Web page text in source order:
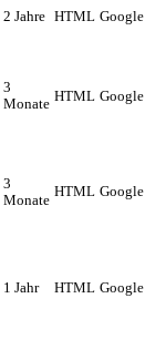
2 Jahre HTML Google
3
Monate HTML Google
3
Monate
HTML Google
1 Jahr HTML Google